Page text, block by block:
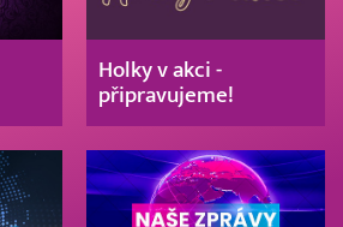
Holky v akci -
připravujeme!